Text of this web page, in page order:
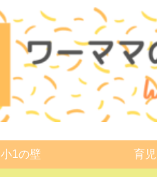
小1の壁 育児